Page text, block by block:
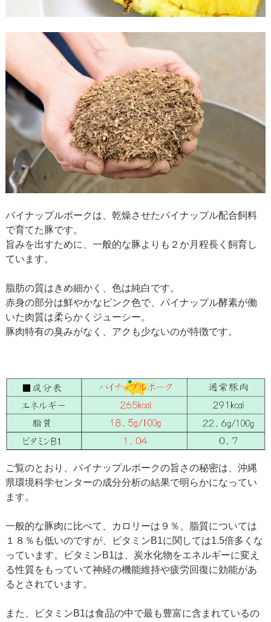
パイナップルポークは、乾燥させたパイナップル配合飼料
で育てた豚です。
旨みを出すために、一般的な豚よりも２か月程長く飼育し
ています。
脂肪の質はきめ細かく、色は純白です。
赤身の部分は鮮やかなピンク色で、パイナップル酵素が働
いた肉質は柔らかくジューシー。
豚肉特有の臭みがなく、アクも少ないのが特徴です。
ご覧のとおり、パイナップルポークの旨さの秘密は、沖縄
県環境科学センターの成分分析の結果で明らかになってい
ます。
一般的な豚肉に比べて、カロリーは９％、脂質については
１８％も低いのですが、ビタミンB1に関しては1.5倍多くな
っています。ビタミンB1は、炭水化物をエネルギーに変え
る性質をもっていて神経の機能維持や疲労回復に効能があ
るとされています。
また、ビタミンB1は食品の中で最も豊富に含まれているの